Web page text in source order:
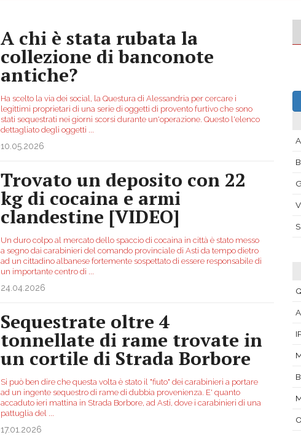
A chi è stata rubata la
collezione di banconote
antiche?
Ha scelto la via dei social, la Questura di Alessandria per cercare i
legittimi proprietari di una serie di oggetti di provento furtivo che sono
stati sequestrati nei giorni scorsi durante un'operazione. Questo l'elenco
dettagliato degli oggetti
10.05.2026
Trovato un deposito con 22
kg di cocaina e armi
clandestine [VIDEO]
Un duro colpo al mercato dello spaccio di cocaina in città è stato messo
a segno dai carabinieri del comando provinciale di Asti da tempo dietro
ad un cittadino albanese fortemente sospettato di essere responsabile di
un importante centro di
24.04.2026
Sequestrate oltre 4
tonnellate di rame trovate in
un cortile di Strada Borbore
Si può ben dire che questa volta è stato il "fiuto" dei carabinieri a portare
ad un ingente sequestro di rame di dubbia provenienza. E' quanto
accaduto ieri mattina in Strada Borbore, ad Asti, dove i carabinieri di una
pattuglia del
17.01.2026